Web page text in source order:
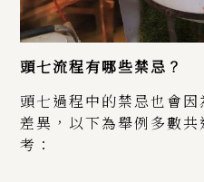
頭七流程有哪些禁忌？
頭七過程中的禁忌也會因
差異，以下為舉例多數
考：